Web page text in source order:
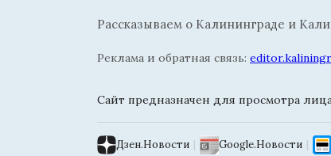
Рассказываем о Калининграде и
Реклама и обратная связь:
Сайт предназначен для просмотра
Дзен.Новости | Google.Новости |